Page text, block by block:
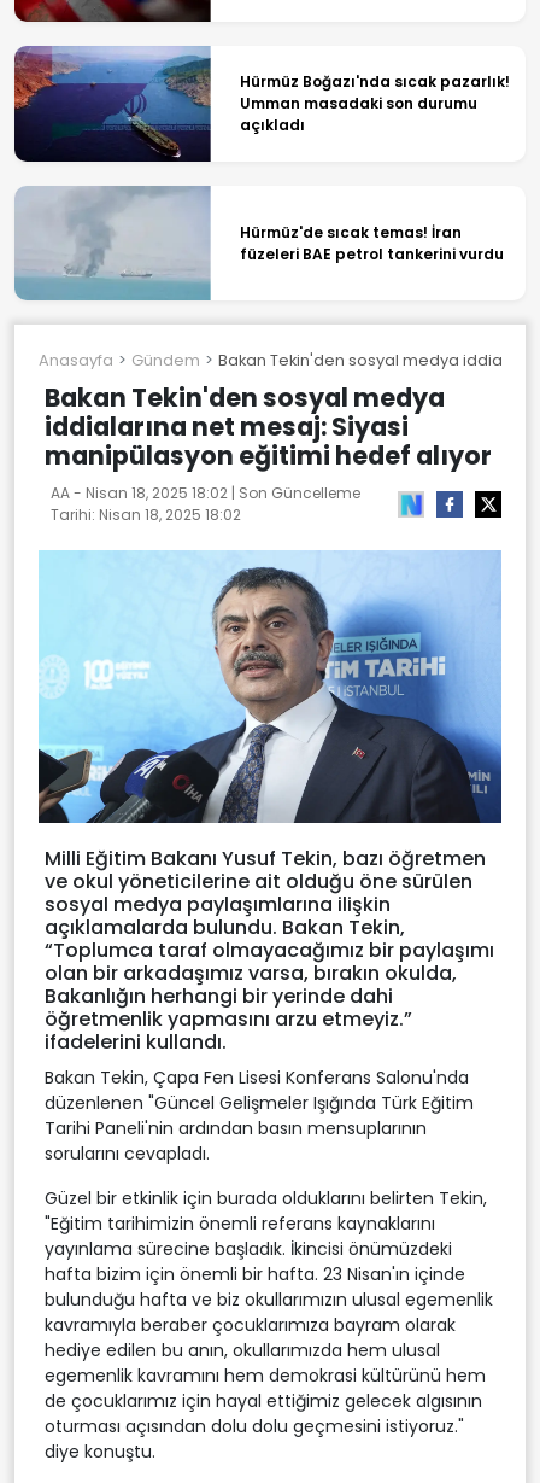
Hürmüz Boğazı'nda sıcak pazarlık!
Umman masadaki son durumu
açıkladı
Hürmüz'de sıcak temas! İran
füzeleri BAE petrol tankerini vurdu
Anasayfa Gündem Bakan Tekin'den sosyal medya
Bakan Tekin'den sosyal medya
iddialarına net mesaj: Siyasi
manipülasyon eğitimi hedef alıyor
AA - Nisan 18, 2025 18:02 | Son Güncelleme
Tarihi: Nisan 18, 2025 18:02
Milli Eğitim Bakanı Yusuf Tekin, bazı öğretmen
ve okul yöneticilerine ait olduğu öne sürülen
sosyal medya paylaşımlarına ilişkin
açıklamalarda bulundu. Bakan Tekin,
“Toplumca taraf olmayacağımız bir paylaşımı
olan bir arkadaşımız varsa, bırakın okulda,
Bakanlığın herhangi bir yerinde dahi
öğretmenlik yapmasını arzu etmeyiz.”
ifadelerini kullandı.
Bakan Tekin, Çapa Fen Lisesi Konferans Salonu'nda
düzenlenen "Güncel Gelişmeler Işığında Türk Eğitim
Tarihi Paneli'nin ardından basın mensuplarının
sorularını cevapladı.
Güzel bir etkinlik için burada olduklarını belirten Tekin,
"Eğitim tarihimizin önemli referans kaynaklarını
yayınlama sürecine başladık. İkincisi önümüzdeki
hafta bizim için önemli bir hafta. 23 Nisan'ın içinde
bulunduğu hafta ve biz okullarımızın ulusal egemenlik
kavramıyla beraber çocuklarımıza bayram olarak
hediye edilen bu anın, okullarımızda hem ulusal
egemenlik kavramını hem demokrasi kültürünü hem
de çocuklarımız için hayal ettiğimiz gelecek algısının
oturması açısından dolu dolu geçmesini istiyoruz."
diye konuştu.